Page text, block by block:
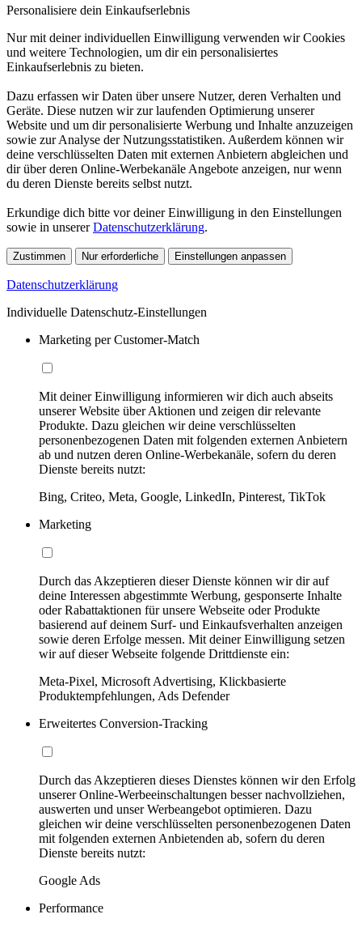
Personalisiere dein Einkaufserlebnis
Nur mit deiner individuellen Einwilligung verwenden wir Cookies
und weitere Technologien, um dir ein personalisiertes
Einkaufserlebnis zu bieten.
Dazu erfassen wir Daten über unsere Nutzer, deren Verhalten und
Geräte. Diese nutzen wir zur laufenden Optimierung unserer
Website und um dir personalisierte Werbung und Inhalte anzuzeigen
sowie zur Analyse der Nutzungsstatistiken. Außerdem können wir
deine verschlüsselten Daten mit externen Anbietern abgleichen und
dir über deren Online-Werbekanäle Angebote anzeigen, nur wenn
du deren Dienste bereits selbst nutzt.
Erkundige dich bitte vor deiner Einwilligung in den Einstellungen
sowie in unsererDatenschutzerklärung.
Zustimmen Nur erforderliche Einstellungen anpassen
Datenschutzerklärung
Individuelle Datenschutz-Einstellungen
Marketing per Customer-Match
Mit deiner Einwilligung informieren wir dich auch abseits
unserer Website über Aktionen und zeigen dir relevante
Produkte. Dazu gleichen wir deine verschlüsselten
personenbezogenen Daten mit folgenden externen Anbietern
ab und nutzen deren Online-Werbekanäle, sofern du deren
Dienste bereits nutzt:
Bing, Criteo, Meta, Google, LinkedIn, Pinterest, TikTok
Marketing
Durch das Akzeptieren dieser Dienste können wir dir auf
deine Interessen abgestimmte Werbung, gesponserte Inhalte
oder Rabattaktionen für unsere Webseite oder Produkte
basierend auf deinem Surf- und Einkaufsverhalten anzeigen
sowie deren Erfolge messen. Mit deiner Einwilligung setzen
wir auf dieser Webseite folgende Drittdienste ein:
Meta-Pixel, Microsoft Advertising, Klickbasierte
Produktempfehlungen, Ads Defender
Erweitertes Conversion-Tracking
Durch das Akzeptieren dieses Dienstes können wir den Erfolg
unserer Online-Werbeeinschaltungen besser nachvollziehen,
auswerten und unser Werbeangebot optimieren. Dazu
gleichen wir deine verschlüsselten personenbezogenen Daten
mit folgenden externen Anbietenden ab, sofern du deren
Dienste bereits nutzt:
Google Ads
Performance